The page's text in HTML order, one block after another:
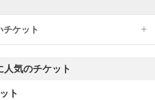
チケット
気のチケット
ト